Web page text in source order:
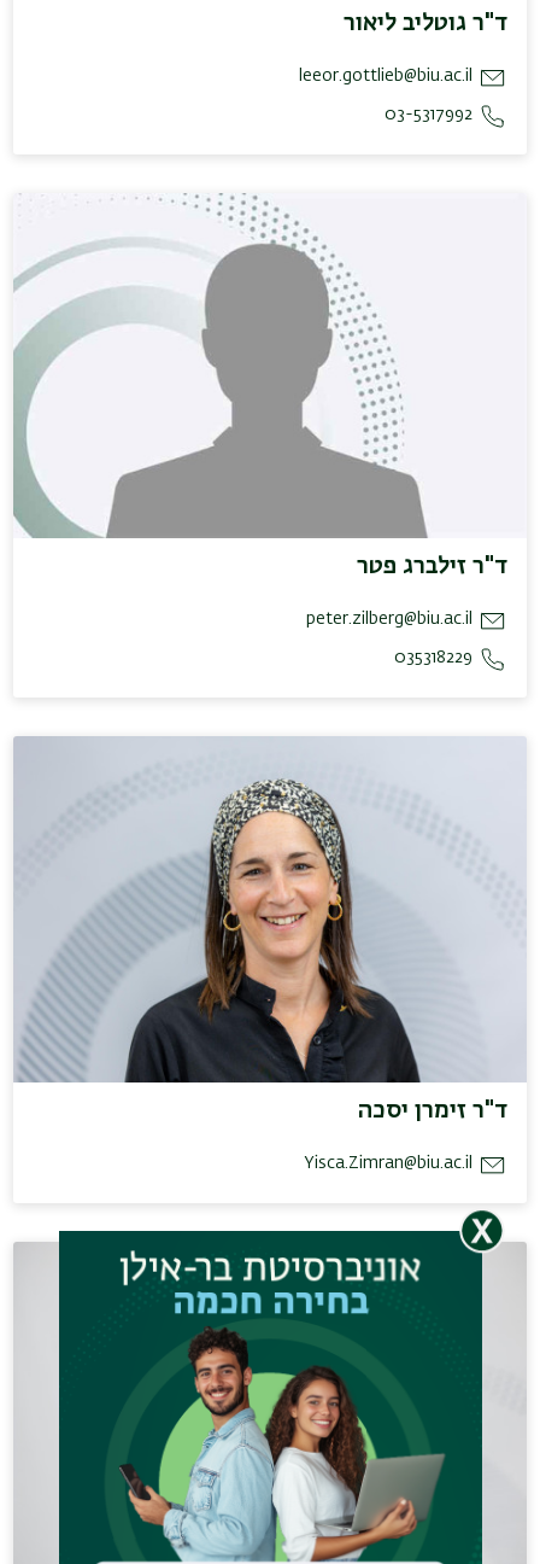
ד"ר גוטליב ליאור
leeor.gottlieb@biu.ac.il
03-5317992
ד"ר זילברג פטר
peter.zilberg@biu.ac.il
035318229
ד"ר זימרן יסכה
Yisca.Zimran@biu.ac.il